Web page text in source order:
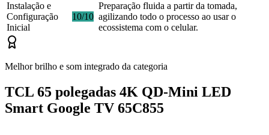
Instalação e
Configuração
Inicial
10/10
Preparação fluida a partir da tomada,
agilizando todo o processo ao usar o
ecossistema com o celular.
Melhor brilho e som integrado da categoria
TCL 65 polegadas 4K QD-Mini LED
Smart Google TV 65C855